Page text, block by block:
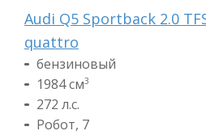
Audi Q5 Sportback 2.0
quattro
бензиновый
1984 см3
272 л.с.
Робот, 7